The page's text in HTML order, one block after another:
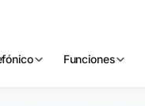
Funciones